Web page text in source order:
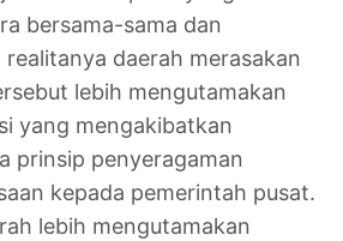
bersama-sama dan
daerah merasakan
lebih mengutamakan
yang mengakibatkan
prinsip penyeragaman
kepada pemerintah pusat.
lebih mengutamakan